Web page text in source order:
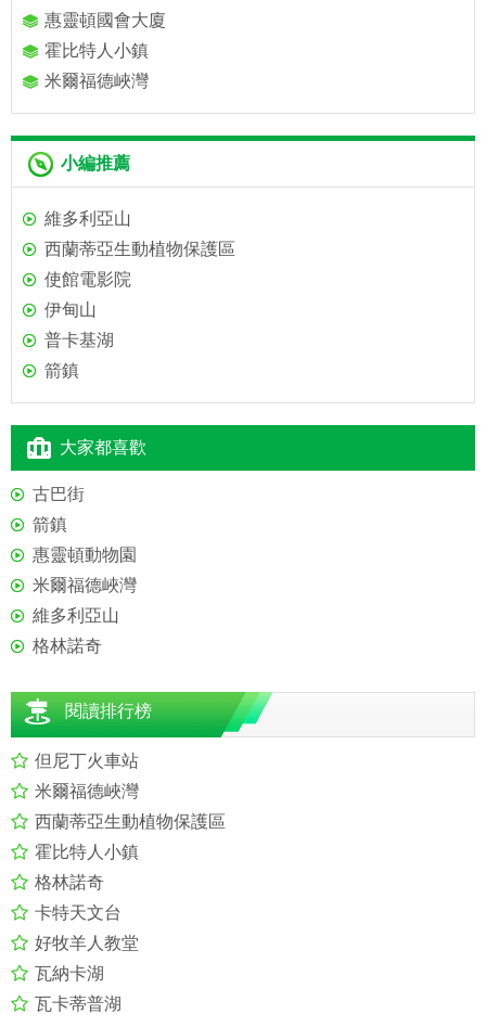
惠靈頓國會大廈
霍比特人小鎮
米爾福德峽灣
小編推薦
維多利亞山
西蘭蒂亞生動植物保護區
使館電影院
伊甸山
普卡基湖
箭鎮
大家都喜歡
古巴街
箭鎮
惠靈頓動物園
米爾福德峽灣
維多利亞山
格林諾奇
閱讀排行榜
但尼丁火車站
米爾福德峽灣
西蘭蒂亞生動植物保護區
霍比特人小鎮
格林諾奇
卡特天文台
好牧羊人教堂
瓦納卡湖
瓦卡蒂普湖